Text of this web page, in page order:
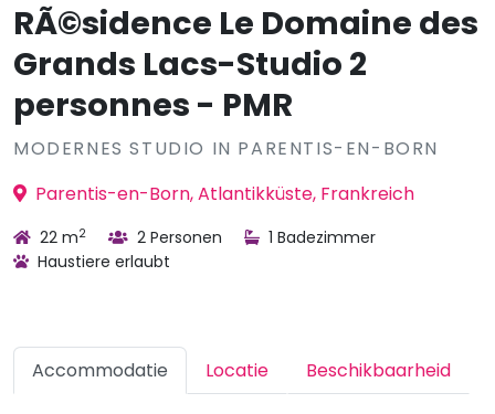
RÃ©sidence Le Domaine des
Grands Lacs-Studio 2
personnes - PMR
MODERNES STUDIO IN PARENTIS-EN-BORN
Parentis-en-Born, Atlantikküste, Frankreich
22 m2 2 Personen
1 Badezimmer
Haustiere erlaubt
Accommodatie Locatie Beschikbaarheid